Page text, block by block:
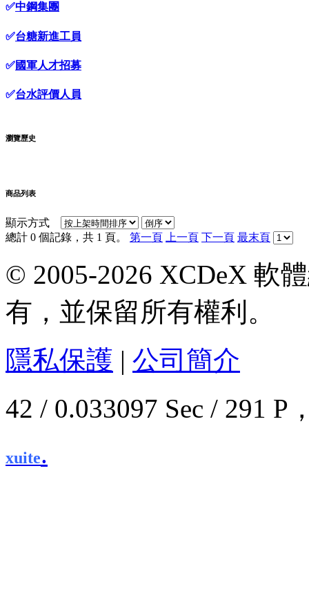
✅中鋼集團
✅台糖新進工員
✅國軍人才招募
✅台水評價人員
瀏覽歷史
商品列表
顯示方式
總計 0 個記錄，共 1 頁。 第一頁 上一頁 下一頁 最末頁
© 2005-2026 XCDeX 軟
有，並保留所有權利。
隱私保護 | 公司簡介
42 / 0.033097 Sec / 291
xuite.